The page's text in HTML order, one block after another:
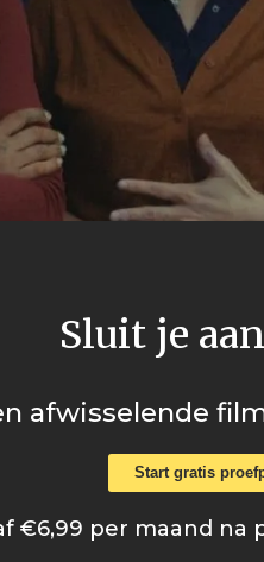
Sluit je
afwisselende
Start gratis
€6,99 per maand na